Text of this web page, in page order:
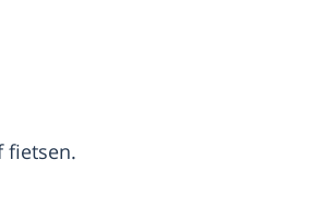
fietsen.